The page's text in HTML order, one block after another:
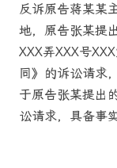
反诉原告蒋某某
地，原告张某提
XXX弄XXX号
同》的诉讼请求
于原告张某提出
讼请求，具备事